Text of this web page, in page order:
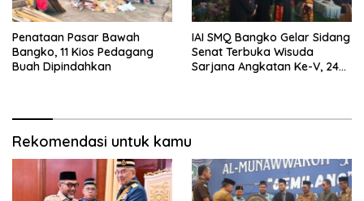
Penataan Pasar Bawah
Bangko, 11 Kios Pedagang
Buah Dipindahkan
IAI SMQ Bangko Gelar Sidang
Senat Terbuka Wisuda
Sarjana Angkatan Ke-V, 243
Rekomendasi untuk kamu